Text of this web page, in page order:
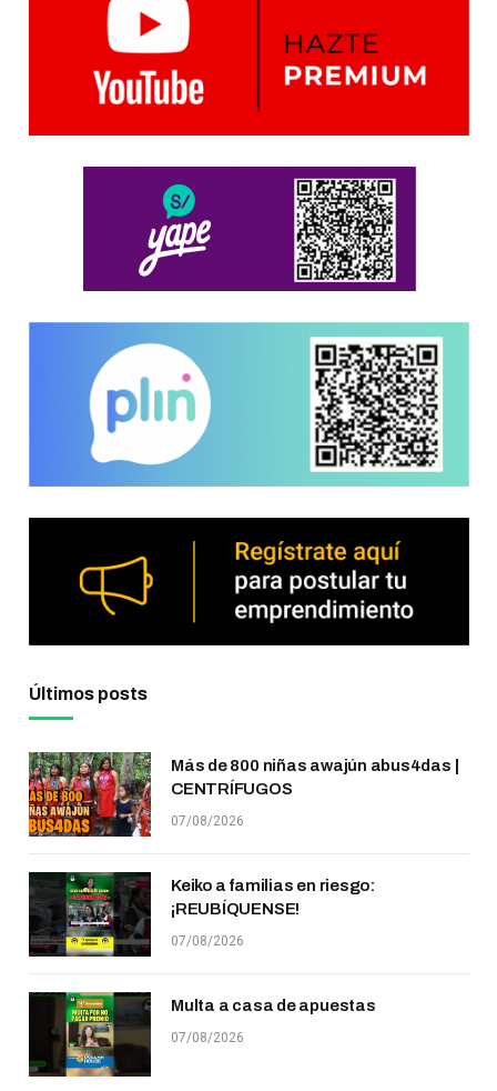
Últimos posts
Más de 800 niñas awajún abus4das |
CENTRÍFUGOS
07/08/2026
Keiko a familias en riesgo:
¡REUBÍQUENSE!
07/08/2026
Multa a casa de apuestas
07/08/2026